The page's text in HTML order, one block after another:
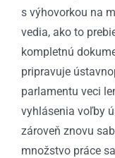
s výhovorkou na
vedia, ako to
kompletnú
pripravuje
parlamentu veci
vyhlásenia voľby
zároveň znovu
množstvo práce